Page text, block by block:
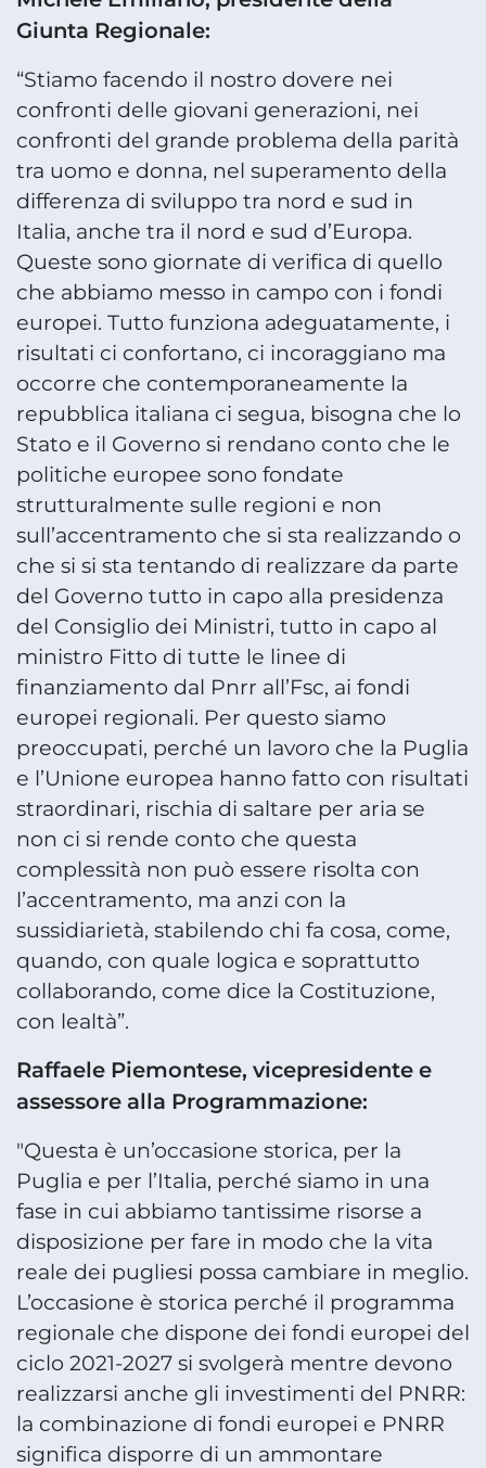
Giunta Regionale:
“Stiamo facendo il nostro dovere nei
confronti delle giovani generazioni, nei
confronti del grande problema della parità
tra uomo e donna, nel superamento della
differenza di sviluppo tra nord e sud in
Italia, anche tra il nord e sud d’Europa.
Queste sono giornate di verifica di quello
che abbiamo messo in campo con i fondi
europei. Tutto funziona adeguatamente, i
risultati ci confortano, ci incoraggiano ma
occorre che contemporaneamente la
repubblica italiana ci segua, bisogna che lo
Stato e il Governo si rendano conto che le
politiche europee sono fondate
strutturalmente sulle regioni e non
sull’accentramento che si sta realizzando o
che si si sta tentando di realizzare da parte
del Governo tutto in capo alla presidenza
del Consiglio dei Ministri, tutto in capo al
ministro Fitto di tutte le linee di
finanziamento dal Pnrr all’Fsc, ai fondi
europei regionali. Per questo siamo
preoccupati, perché un lavoro che la Puglia
e l’Unione europea hanno fatto con risultati
straordinari, rischia di saltare per aria se
non ci si rende conto che questa
complessità non può essere risolta con
l’accentramento, ma anzi con la
sussidiarietà, stabilendo chi fa cosa, come,
quando, con quale logica e soprattutto
collaborando, come dice la Costituzione,
con lealtà”.
Raffaele Piemontese, vicepresidente e
assessore alla Programmazione:
"Questa è un’occasione storica, per la
Puglia e per l’Italia, perché siamo in una
fase in cui abbiamo tantissime risorse a
disposizione per fare in modo che la vita
reale dei pugliesi possa cambiare in meglio.
L’occasione è storica perché il programma
regionale che dispone dei fondi europei del
ciclo 2021-2027 si svolgerà mentre devono
realizzarsi anche gli investimenti del PNRR:
la combinazione di fondi europei e PNRR
significa disporre di un ammontare